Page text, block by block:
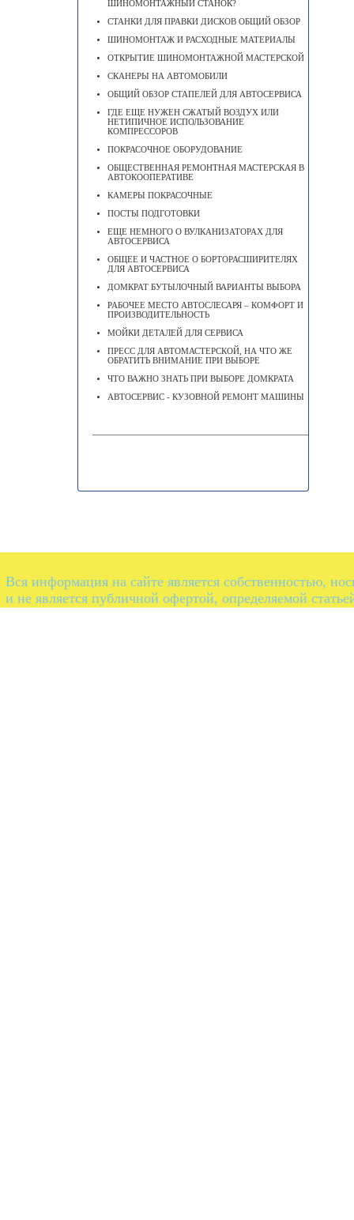
ШИНОМОНТАЖНЫЙ СТАНОК?
СТАНКИ ДЛЯ ПРАВКИ ДИСКОВ ОБЩИЙ ОБЗОР
ШИНОМОНТАЖ И РАСХОДНЫЕ МАТЕРИАЛЫ
ОТКРЫТИЕ ШИНОМОНТАЖНОЙ МАСТЕРСКОЙ
СКАНЕРЫ НА АВТОМОБИЛИ
ОБЩИЙ ОБЗОР СТАПЕЛЕЙ ДЛЯ АВТОСЕРВИСА
ГДЕ ЕЩЕ НУЖЕН СЖАТЫЙ ВОЗДУХ ИЛИ
НЕТИПИЧНОЕ ИСПОЛЬЗОВАНИЕ
КОМПРЕССОРОВ
ПОКРАСОЧНОЕ ОБОРУДОВАНИЕ
ОБЩЕСТВЕННАЯ РЕМОНТНАЯ МАСТЕРСКАЯ В
АВТОКООПЕРАТИВЕ
КАМЕРЫ ПОКРАСОЧНЫЕ
ПОСТЫ ПОДГОТОВКИ
ЕЩЕ НЕМНОГО О ВУЛКАНИЗАТОРАХ ДЛЯ
АВТОСЕРВИСА
ОБЩЕЕ И ЧАСТНОЕ О БОРТОРАСШИРИТЕЛЯХ
ДЛЯ АВТОСЕРВИСА
ДОМКРАТ БУТЫЛОЧНЫЙ ВАРИАНТЫ ВЫБОРА
РАБОЧЕЕ МЕСТО АВТОСЛЕСАРЯ – КОМФОРТ И
ПРОИЗВОДИТЕЛЬНОСТЬ
МОЙКИ ДЕТАЛЕЙ ДЛЯ СЕРВИСА
ПРЕСС ДЛЯ АВТОМАСТЕРСКОЙ, НА ЧТО ЖЕ
ОБРАТИТЬ ВНИМАНИЕ ПРИ ВЫБОРЕ
ЧТО ВАЖНО ЗНАТЬ ПРИ ВЫБОРЕ ДОМКРАТА
АВТОСЕРВИС - КУЗОВНОЙ РЕМОНТ МАШИНЫ
Вся информация на сайте является собственностью,
и не является публичной офертой, определяемой